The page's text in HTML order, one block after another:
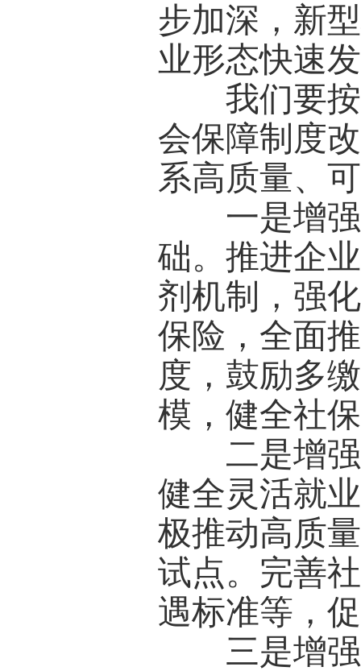
步加深，新
业形态快速
我们要按
会保障制度
系高质量、
一是增强
础。推进企
剂机制，强
保险，全面
度，鼓励多
模，健全社
二是增强
健全灵活就
极推动高质
试点。完善
遇标准等，
三是增强